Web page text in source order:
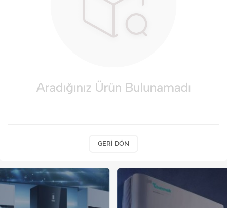
Elektrikli Süpürge
Fan
Klima
Musluk
GERI DÖN